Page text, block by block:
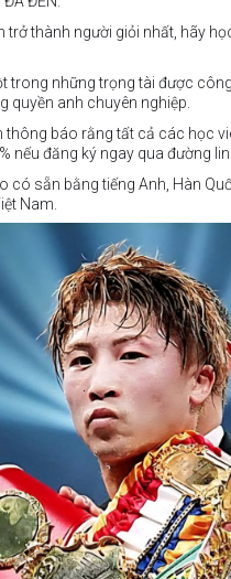
vs Kresler Tenorio
vs Eranio Pisador
vs Rovick Embuscado
vs Aisah Alico
vs Marvin Zamora
vs Ariel Antonio
và gia đình cùng tham gia để tận
kiến QUYỀN ANH Ở ĐỈNH
trở thành người giỏi nhất, hãy
trong những trọng tài được
quyền anh chuyên nghiệp.
thông báo rằng tất cả các học
nếu đăng ký ngay qua đường
có sẵn bằng tiếng Anh, Hàn
Nam.
hạn, hãy nhanh tay đăng ký!